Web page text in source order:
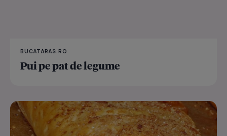
BUCATARAS.RO
Pui pe pat de legume